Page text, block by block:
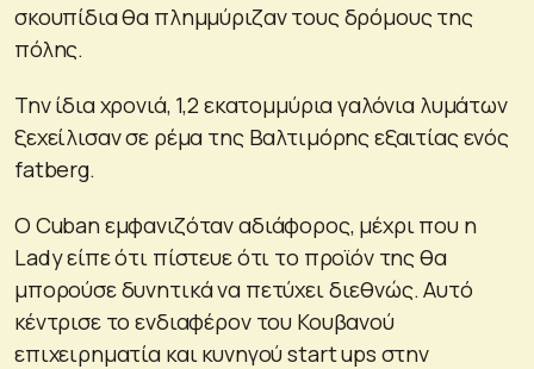
σκουπίδια θα πλημμύριζαν τους δρόμους της
πόλης.
Την ίδια χρονιά, 1,2 εκατομμύρια γαλόνια λυμάτων
ξεχείλισαν σε ρέμα της Βαλτιμόρης εξαιτίας ενός
fatberg.
Ο Cuban εμφανιζόταν αδιάφορος, μέχρι που η
Lady είπε ότι πίστευε ότι το προϊόν της θα
μπορούσε δυνητικά να πετύχει διεθνώς. Αυτό
κέντρισε το ενδιαφέρον του Κουβανού
επιχειρηματία και κυνηγού start ups στην